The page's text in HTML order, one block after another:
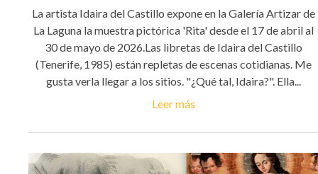
La artista Idaira del Castillo expone en la Galería Artizar de
La Laguna la muestra pictórica 'Rita' desde el 17 de abril al
30 de mayo de 2026.Las libretas de Idaira del Castillo
(Tenerife, 1985) están repletas de escenas cotidianas. Me
gusta verla llegar a los sitios. "¿Qué tal, Idaira?". Ella...
Leer más